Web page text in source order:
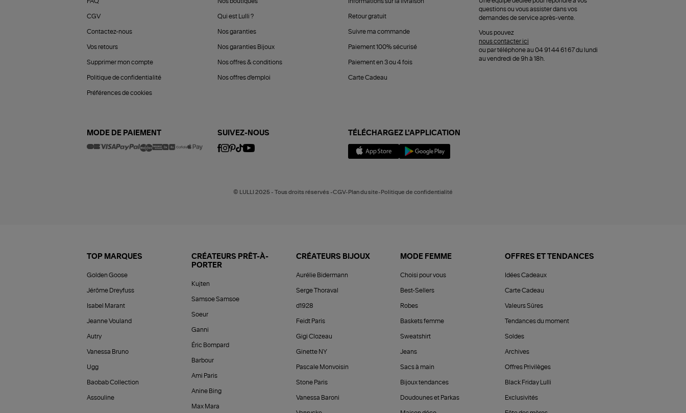
CGV
Contactez-nous
Vos retours
Supprimer mon compte
Politique de confidentialité
Préférences de cookies
Qui est Lulli ?
Nos garanties
Nos garanties Bijoux
Nos offres & conditions
Nos offres d'emploi
Retour gratuit
Suivre ma commande
Paiement 100% sécurisé
Paiement en 3 ou 4 fois
Carte Cadeau
questions ou vous assister dans vos
demandes de service après-vente.
Vous pouvez
nous contacter ici
ou par téléphone au 04 91 44 61 67 du lundi
au vendredi de 9h à 18h.
MODE DE PAIEMENT SUIVEZ-NOUS TÉLÉCHARGEZ L'APPLICATION
© LULLI 2025 - Tous droits réservés -CGV-Plan du site-Politique de confidentialité
TOP MARQUES
Golden Goose
Jérôme Dreyfuss
Isabel Marant
Jeanne Vouland
Autry
Vanessa Bruno
Ugg
Baobab Collection
Assouline
CRÉATEURS PRÊT-À-
PORTER
Kujten
Samsoe Samsoe
Soeur
Ganni
Éric Bompard
Barbour
Ami Paris
Anine Bing
Max Mara
CRÉATEURS BIJOUX
Aurélie Bidermann
Serge Thoraval
d1928
Feidt Paris
Gigi Clozeau
Ginette NY
Pascale Monvoisin
Stone Paris
Vanessa Baroni
MODE FEMME
Choisi pour vous
Best-Sellers
Robes
Baskets femme
Sweatshirt
Jeans
Sacs à main
Bijoux tendances
Doudounes et Parkas
OFFRES ET TENDANCES
Idées Cadeaux
Carte Cadeau
Valeurs Sûres
Tendances du moment
Soldes
Archives
Offres Privilèges
Black Friday Lulli
Exclusivités